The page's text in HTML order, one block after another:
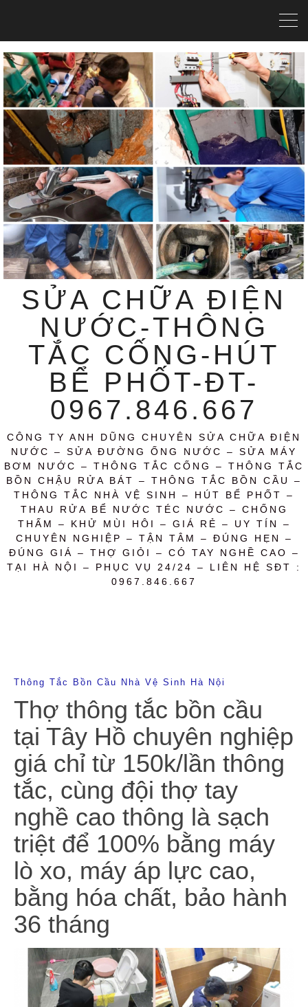
SỬA CHỮA ĐIỆN
NƯỚC-THÔNG
TẮC CỐNG-HÚT
BỂ PHỐT-ĐT-
0967.846.667
CÔNG TY ANH DŨNG CHUYÊN SỬA CHỮA ĐIỆN
NƯỚC – SỬA ĐƯỜNG ỐNG NƯỚC – SỬA MÁY
BƠM NƯỚC – THÔNG TẮC CỐNG – THÔNG TẮC
BỒN CHẬU RỬA BÁT – THÔNG TẮC BỒN CẦU –
THÔNG TẮC NHÀ VỆ SINH – HÚT BỂ PHỐT –
THAU RỬA BỂ NƯỚC TÉC NƯỚC – CHỐNG
THẤM – KHỬ MÙI HÔI – GIÁ RẺ – UY TÍN –
CHUYÊN NGHIỆP – TẬN TÂM – ĐÚNG HẸN –
ĐÚNG GIÁ – THỢ GIỎI – CÓ TAY NGHỀ CAO –
TẠI HÀ NỘI – PHỤC VỤ 24/24 – LIÊN HỆ SĐT :
0967.846.667
Thông Tắc Bồn Cầu Nhà Vệ Sinh Hà Nội
Thợ thông tắc bồn cầu
tại Tây Hồ chuyên nghiệp
giá chỉ từ 150k/lần thông
tắc, cùng đội thợ tay
nghề cao thông là sạch
triệt để 100% bằng máy
lò xo, máy áp lực cao,
bằng hóa chất, bảo hành
36 tháng